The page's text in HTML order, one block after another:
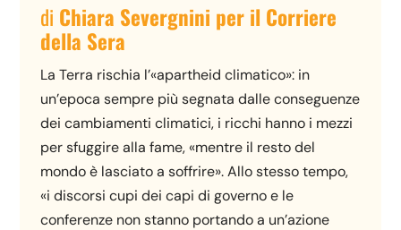
di Chiara Severgnini per il Corriere
della Sera
La Terra rischia l’«apartheid climatico»: in
un’epoca sempre più segnata dalle conseguenze
dei cambiamenti climatici, i ricchi hanno i mezzi
per sfuggire alla fame, «mentre il resto del
mondo è lasciato a soffrire». Allo stesso tempo,
«i discorsi cupi dei capi di governo e le
conferenze non stanno portando a un’azione